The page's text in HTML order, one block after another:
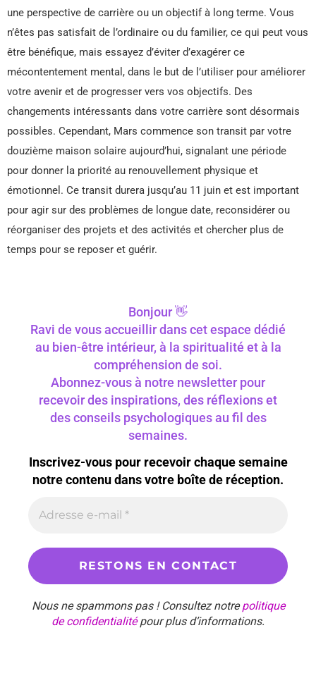
une perspective de carrière ou un objectif à long terme. Vous
n’êtes pas satisfait de l’ordinaire ou du familier, ce qui peut vous
être bénéfique, mais essayez d’éviter d’exagérer ce
mécontentement mental, dans le but de l’utiliser pour améliorer
votre avenir et de progresser vers vos objectifs. Des
changements intéressants dans votre carrière sont désormais
possibles. Cependant, Mars commence son transit par votre
douzième maison solaire aujourd’hui, signalant une période
pour donner la priorité au renouvellement physique et
émotionnel. Ce transit durera jusqu’au 11 juin et est important
pour agir sur des problèmes de longue date, reconsidérer ou
réorganiser des projets et des activités et chercher plus de
temps pour se reposer et guérir.
Bonjour 👋
Ravi de vous accueillir dans cet espace dédié
au bien-être intérieur, à la spiritualité et à la
compréhension de soi.
Abonnez-vous à notre newsletter pour
recevoir des inspirations, des réflexions et
des conseils psychologiques au fil des
semaines.
Inscrivez-vous pour recevoir chaque semaine
notre contenu dans votre boîte de réception.
Nous ne spammons pas ! Consultez notrepolitique
de confidentialitépour plus d’informations.